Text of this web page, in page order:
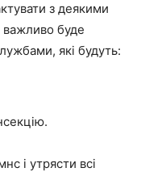
з деякими
буде
які будуть:
і утрясти всі